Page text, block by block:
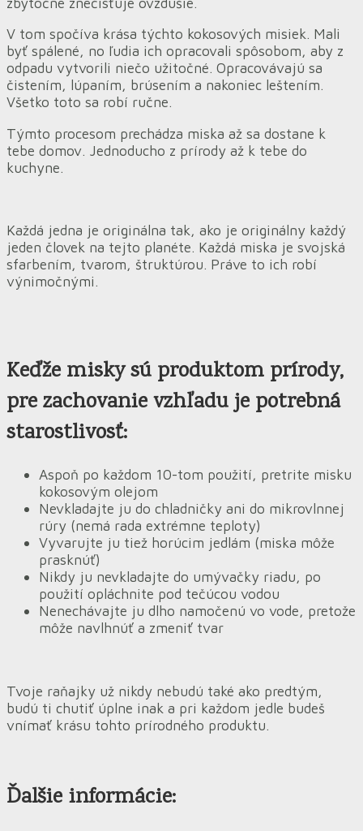
V tom spočíva krása týchto kokosových misiek. Mali
byť spálené, no ľudia ich opracovali spôsobom, aby z
odpadu vytvorili niečo užitočné. Opracovávajú sa
čistením, lúpaním, brúsením a nakoniec leštením.
Všetko toto sa robí ručne.
Týmto procesom prechádza miska až sa dostane k
tebe domov. Jednoducho z prírody až k tebe do
kuchyne.
Každá jedna je originálna tak, ako je originálny každý
jeden človek na tejto planéte. Každá miska je svojská
sfarbením, tvarom, štruktúrou. Práve to ich robí
výnimočnými.
Keďže misky sú produktom prírody,
pre zachovanie vzhľadu je potrebná
starostlivosť:
Aspoň po každom 10-tom použití, pretrite misku
kokosovým olejom
Nevkladajte ju do chladničky ani do mikrovlnnej
rúry (nemá rada extrémne teploty)
Vyvarujte ju tiež horúcim jedlám (miska môže
prasknúť)
Nikdy ju nevkladajte do umývačky riadu, po
použití opláchnite pod tečúcou vodou
Nenechávajte ju dlho namočenú vo vode, pretože
môže navlhnúť a zmeniť tvar
Tvoje raňajky už nikdy nebudú také ako predtým,
budú ti chutiť úplne inak a pri každom jedle budeš
vnímať krásu tohto prírodného produktu.
Ďalšie informácie: